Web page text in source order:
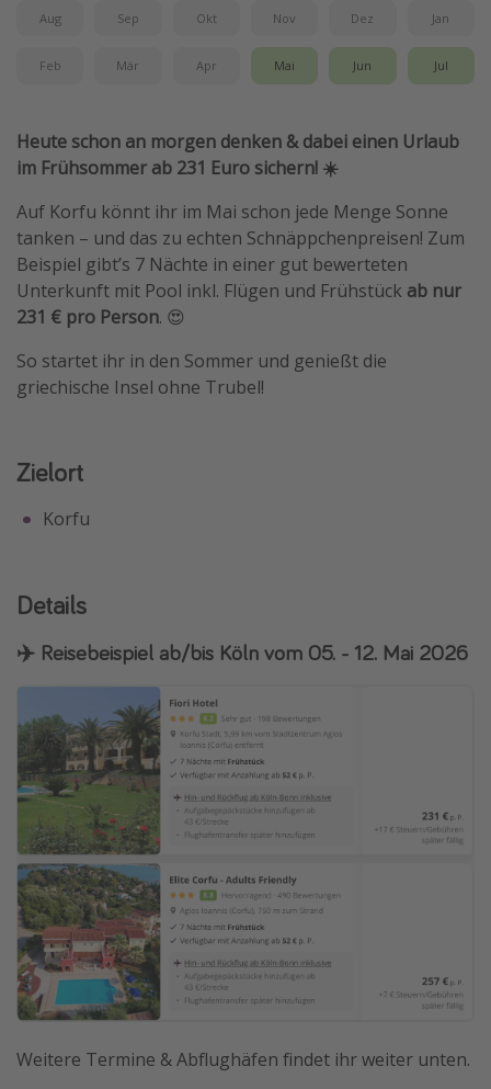
Aug Sep Okt Nov Dez Jan
Feb Mär Apr Mai Jun Jul
Heute schon an morgen denken & dabei einen Urlaub
im Frühsommer ab 231 Euro sichern! ☀️
Auf Korfu könnt ihr im Mai schon jede Menge Sonne
tanken – und das zu echten Schnäppchenpreisen! Zum
Beispiel gibt’s 7 Nächte in einer gut bewerteten
Unterkunft mit Pool inkl. Flügen und Frühstück ab nur
231 € pro Person. 😍
So startet ihr in den Sommer und genießt die
griechische Insel ohne Trubel!
Zielort
Korfu
Details
✈️ Reisebeispiel ab/bis Köln vom 05. - 12. Mai 2026
Weitere Termine & Abflughäfen findet ihr weiter unten.